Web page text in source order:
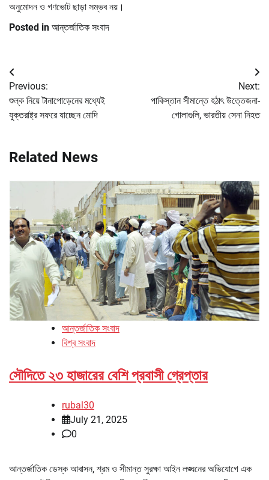
অনুমোদন ও গণভোট ছাড়া সম্ভব নয়।
Posted in আন্তর্জাতিক সংবাদ
Post
navigation
Previous:
শুল্ক নিয়ে টানাপোড়েনের মধ্যেই
যুক্তরাষ্ট্র সফরে যাচ্ছেন মোদি
Next:
পাকিস্তান সীমান্তে হঠাৎ উত্তেজনা-
গোলাগুলি, ভারতীয় সেনা নিহত
Related News
আন্তর্জাতিক সংবাদ
বিশ্ব সংবাদ
সৌদিতে ২৩ হাজারের বেশি প্রবাসী গ্রেপ্তার
rubal30
July 21, 2025
0
আন্তর্জাতিক ডেস্ক আবাসন, শ্রম ও সীমান্ত সুরক্ষা আইন লঙ্ঘনের অভিযোগে এক